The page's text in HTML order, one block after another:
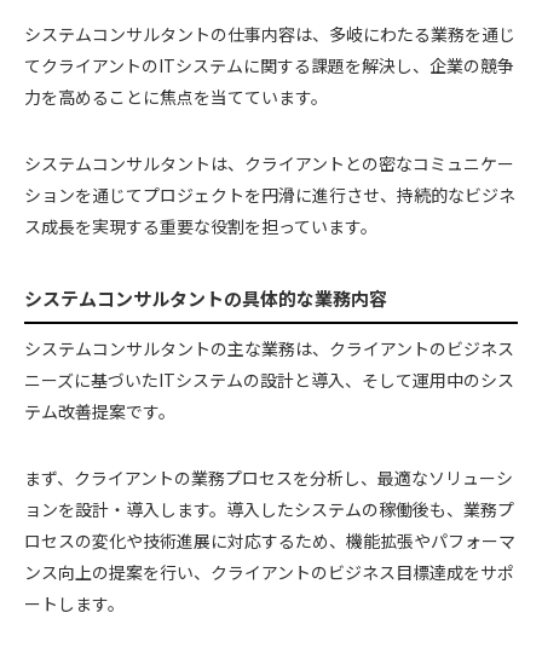
システムコンサルタントの仕事内容は、多岐にわたる業務を通じ
てクライアントのITシステムに関する課題を解決し、企業の競争
力を高めることに焦点を当てています。
システムコンサルタントは、クライアントとの密なコミュニケー
ションを通じてプロジェクトを円滑に進行させ、持続的なビジネ
ス成長を実現する重要な役割を担っています。
システムコンサルタントの具体的な業務内容
システムコンサルタントの主な業務は、クライアントのビジネス
ニーズに基づいたITシステムの設計と導入、そして運用中のシス
テム改善提案です。
まず、クライアントの業務プロセスを分析し、最適なソリューシ
ョンを設計・導入します。導入したシステムの稼働後も、業務プ
ロセスの変化や技術進展に対応するため、機能拡張やパフォーマ
ンス向上の提案を行い、クライアントのビジネス目標達成をサポ
ートします。